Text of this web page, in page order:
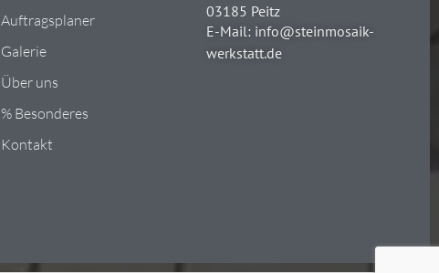
Auftragsplaner
Galerie
Über uns
% Besonderes
Kontakt
03185 Peitz
E-Mail: info@steinmosaik-
werkstatt.de